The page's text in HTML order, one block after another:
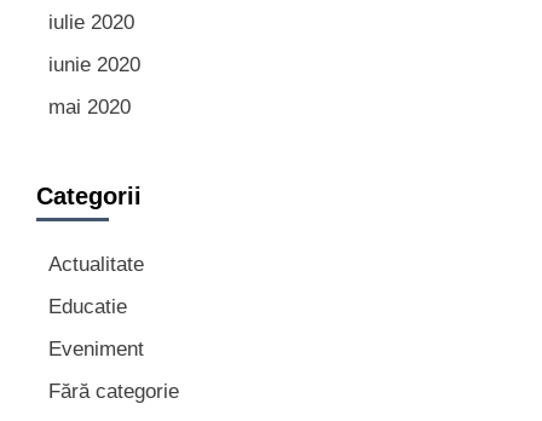
iulie 2020
iunie 2020
mai 2020
Categorii
Actualitate
Educatie
Eveniment
Fără categorie